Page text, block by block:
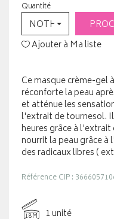
Quantité
NOTHING
Ajouter à Ma liste
Ce masque crème-gel
réconforte la peau
et atténue les
l'extrait de tournesol.
heures grâce à
nourrit la peau grâce à
des radicaux libres (
Référence CIP :
18M
1 unité